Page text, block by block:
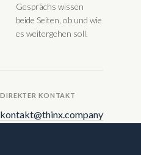
Gesprächs wissen
beide Seiten, ob und wie
es weitergehen soll.
DIREKTER KONTAKT
kontakt@thinx.company